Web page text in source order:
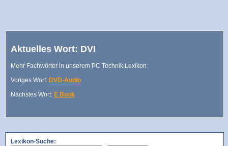
Aktuelles Wort: DVI
Mehr Fachwörter in unserem PC Technik Lexikon:
Voriges Wort: DVD-Audio
Nächstes Wort: E Book
Lexikon-Suche: